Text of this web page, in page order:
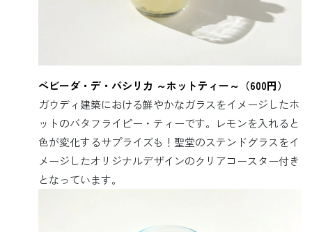
ベビーダ・デ・バシリカ ～ホットティー～（600円）
ガウディ建築における鮮やかなガラスをイメージしたホ
ットのバタフライピー・ティーです。レモンを入れると
色が変化するサプライズも！聖堂のステンドグラスをイ
メージしたオリジナルデザインのクリアコースター付き
となっています。